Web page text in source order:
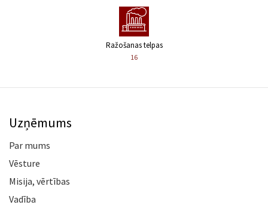
Ražošanas telpas
16
Uzņēmums
Par mums
Vēsture
Misija, vērtības
Vadība